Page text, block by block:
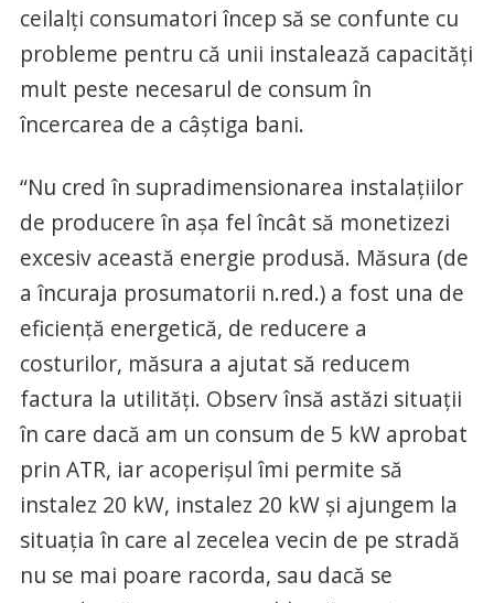
ceilalți consumatori încep să se confunte cu
probleme pentru că unii instalează capacități
mult peste necesarul de consum în
încercarea de a câștiga bani.
“Nu cred în supradimensionarea instalațiilor
de producere în așa fel încât să monetizezi
excesiv această energie produsă. Măsura (de
a încuraja prosumatorii n.red.) a fost una de
eficiență energetică, de reducere a
costurilor, măsura a ajutat să reducem
factura la utilități. Observ însă astăzi situații
în care dacă am un consum de 5 kW aprobat
prin ATR, iar acoperișul îmi permite să
instalez 20 kW, instalez 20 kW și ajungem la
situația în care al zecelea vecin de pe stradă
nu se mai poare racorda, sau dacă se